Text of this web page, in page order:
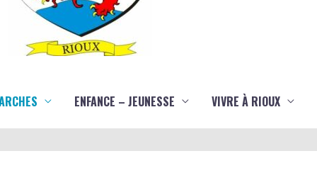
ENFANCE – JEUNESSE VIVRE À RIOUX